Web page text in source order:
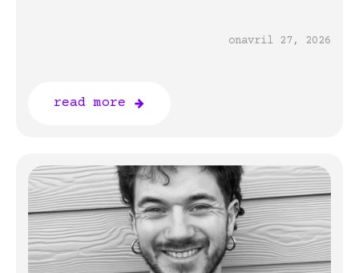
onavril 27, 2026
read more